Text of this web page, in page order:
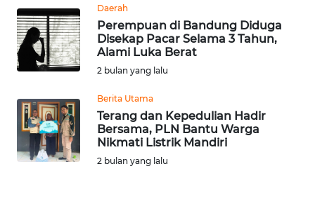
Daerah
Perempuan di Bandung Diduga
Disekap Pacar Selama 3 Tahun,
Alami Luka Berat
2 bulan yang lalu
Berita Utama
Terang dan Kepedulian Hadir
Bersama, PLN Bantu Warga
Nikmati Listrik Mandiri
2 bulan yang lalu
WN
TAPANULI
TENGAH
SERDANG
WN
TEBING
TINGGI